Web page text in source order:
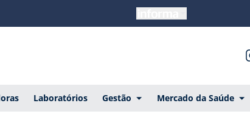
Laboratórios Gestão Mercado da Saúde